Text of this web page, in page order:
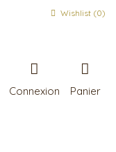
Wishlist (0)
Connexion Panier